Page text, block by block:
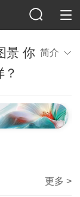
景 你 简介
更多 >